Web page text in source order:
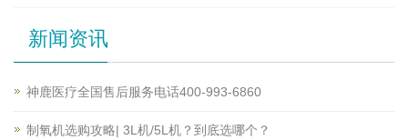
新闻资讯
神鹿医疗全国售后服务电话400-993-6860
制氧机选购攻略| 3L机/5L机？到底选哪个？